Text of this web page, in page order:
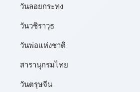
วันลอยกระทง
วันวชิราวุธ
วันพ่อแห่งชาติ
สารานุกรมไทย
วันตรุษจีน